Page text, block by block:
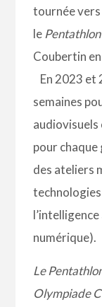
tournée vers
le
Coubertin
En 2023 et
semaines
pour chaque
des ateliers
numérique).
Le
Olympiade